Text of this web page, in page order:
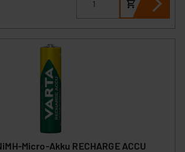
Micro-Akku RECHARGE ACCU